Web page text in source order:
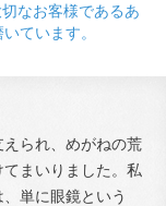
なお客様であるあ
ています。
られ、めがねの荒
まいりました。私
単に眼鏡という